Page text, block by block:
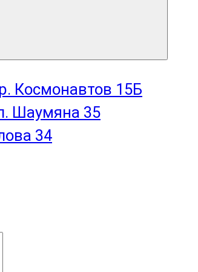
Космонавтов 15Б
Шаумяна 35
34